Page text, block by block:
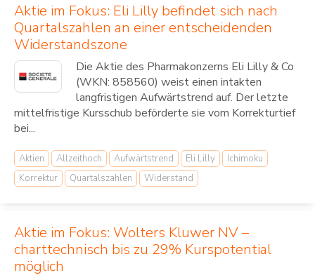
Aktie im Fokus: Eli Lilly befindet sich nach
Quartalszahlen an einer entscheidenden
Widerstandszone
Die Aktie des Pharmakonzerns Eli Lilly & Co
(WKN: 858560) weist einen intakten
langfristigen Aufwärtstrend auf. Der letzte
mittelfristige Kursschub beförderte sie vom Korrekturtief
bei...
Aktien Allzeithoch Aufwärtstrend Eli Lilly
Ichimoku
Korrektur
Quartalszahlen Widerstand
Aktie im Fokus: Wolters Kluwer NV –
charttechnisch bis zu 29% Kurspotential
möglich